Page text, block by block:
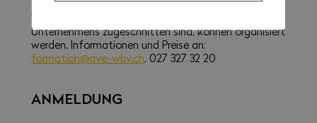
Weitere Kurse, die spezifisch auf die Bedürfnisse des
Unternehmens zugeschnitten sind, können organisiert
werden. Informationen und Preise an:
formation@ave-wbv.ch, 027 327 32 20
ANMELDUNG